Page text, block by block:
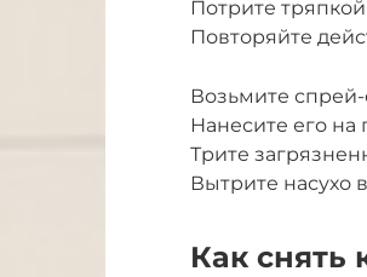
Потрите
Повторяйте
Возьмите
Нанесите его на
Трите
Вытрите насухо
Как снять